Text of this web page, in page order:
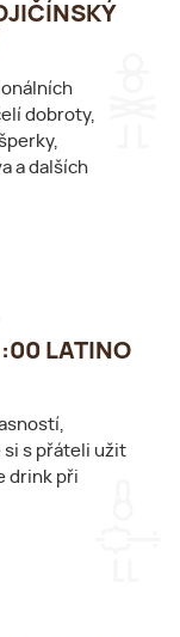
dobroty,
a dalších
LATINO
si s přáteli užit
drink při